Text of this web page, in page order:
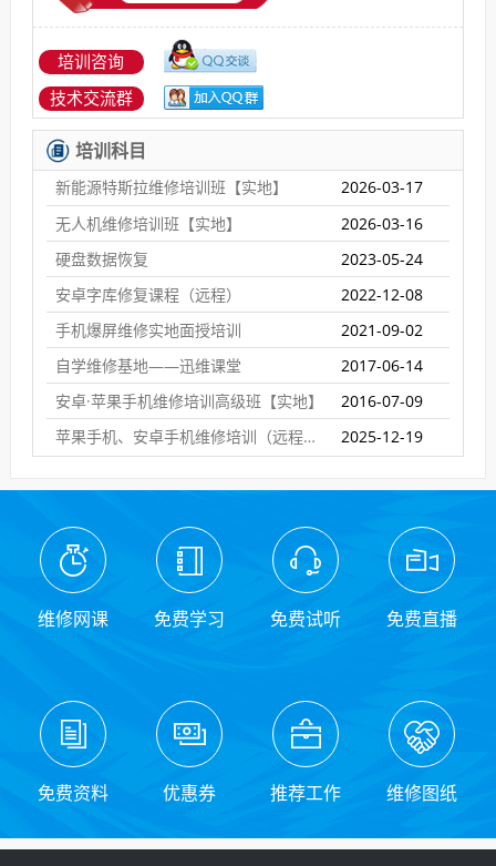
培训咨询
技术交流群
培训科目
新能源特斯拉维修培训班【实地】
2026-03-17
无人机维修培训班【实地】
2026-03-16
硬盘数据恢复
2023-05-24
安卓字库修复课程（远程）
2022-12-08
手机爆屏维修实地面授培训
2021-09-02
自学维修基地——迅维课堂
2017-06-14
安卓·苹果手机维修培训高级班【实地】
2016-07-09
苹果手机、安卓手机维修培训（远程网络班）
2025-12-19
维修网课 免费学习 免费试听 免费直播
免费资料 优惠券 推荐工作 维修图纸